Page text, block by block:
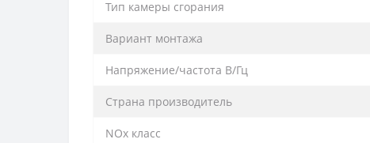
Тип камеры сгорания
Вариант монтажа
Напряжение/частота В/Гц
Страна производитель
NOx класс